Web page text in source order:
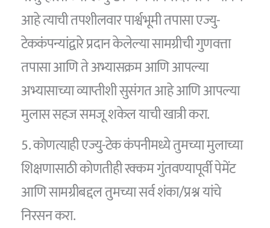
आहे त्याची तपशीलवार पार्श्वभूमी तपासा एज्यु-
टेककंपन्यांद्वारे प्रदान केलेल्या सामग्रीची गुणवत्ता
तपासा आणि ते अभ्यासक्रम आणि आपल्या
अभ्यासाच्या व्याप्तीशी सुसंगत आहे आणि आपल्या
मुलास सहज समजू शकेल याची खात्री करा.
5. कोणत्याही एज्यु-टेक कंपनीमध्ये तुमच्या मुलाच्या
शिक्षणासाठी कोणतीही रक्कम गुंतवण्यापूर्वी पेमेंट
आणि सामग्रीबद्दल तुमच्या सर्व शंका/प्रश्न यांचे
निरसन करा.